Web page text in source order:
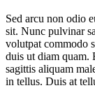
Sed arcu non odio
sit. Nunc pulvinar
volutpat commodo
duis ut diam quam.
sagittis aliquam
in tellus. Duis at